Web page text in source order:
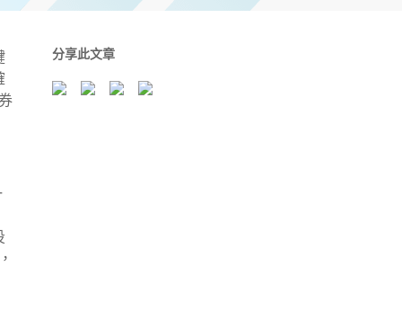
分享此文章